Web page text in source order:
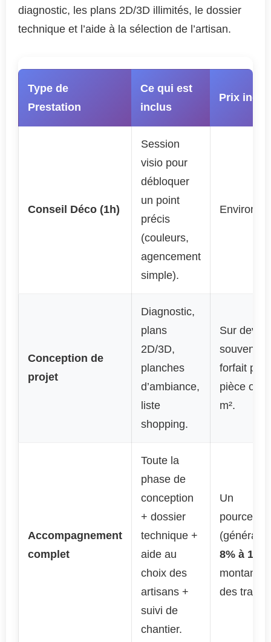
diagnostic, les plans 2D/3D illimités, le dossier
technique et l’aide à la sélection de l’artisan.
Type de
Prestation
Ce qui est
inclus
Prix
Conseil Déco (1h)
Session
visio pour
débloquer
un point
précis
(couleurs,
agencement
simple).
Environ
Conception de
projet
Diagnostic,
plans
2D/3D,
planches
d’ambiance,
liste
shopping.
Sur devis,
souvent
forfait par
pièce ou
m².
Accompagnement
complet
Toute la
phase de
conception
+ dossier
technique +
aide au
choix des
artisans +
suivi de
chantier.
Un
8% à 12%
montant
des